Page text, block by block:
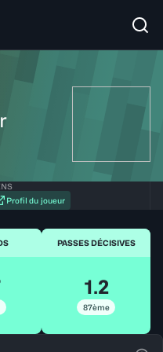
Profil du joueur
PASSES DÉCISIVES
1.2
87ème